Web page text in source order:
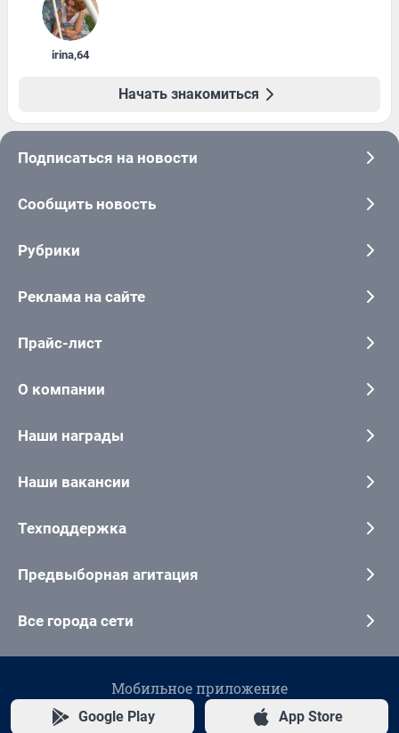
irina,64
Начать знакомиться
Подписаться на новости
Сообщить новость
Рубрики
Реклама на сайте
Прайс-лист
О компании
Наши награды
Наши вакансии
Техподдержка
Предвыборная агитация
Все города сети
Мобильное приложение
Google Play App Store